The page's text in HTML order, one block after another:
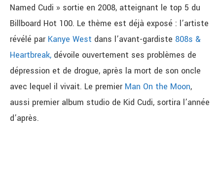
Named Cudi » sortie en 2008, atteignant le top 5 du
Billboard Hot 100. Le thème est déjà exposé : l’artiste
révélé par Kanye West dans l’avant-gardiste 808s &
Heartbreak, dévoile ouvertement ses problèmes de
dépression et de drogue, après la mort de son oncle
avec lequel il vivait. Le premier Man On the Moon,
aussi premier album studio de Kid Cudi, sortira l’année
d’après.